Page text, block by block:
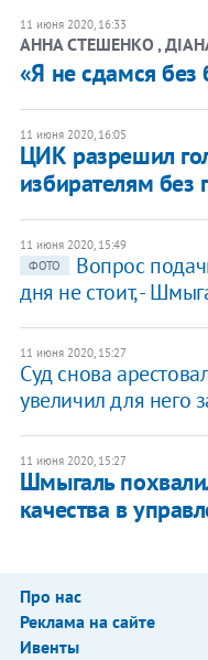
11 июня 2020, 16:33
АННА СТЕШЕНКО ,
«Я не сдамся без
11 июня 2020, 16:05
ЦИК разрешил
избирателям без
11 июня 2020, 15:49
ФОТО
Вопрос
дня не стоит, -
11 июня 2020, 15:27
Суд снова
увеличил для него
11 июня 2020, 15:27
Шмыгаль
качества в
Про нас
Реклама на сайте
Ивенты